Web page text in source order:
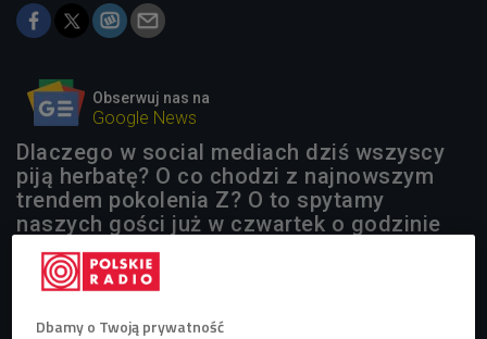
Obserwuj nas na
Google News
Dlaczego w social mediach dziś wszyscy
piją herbatę? O co chodzi z najnowszym
trendem pokolenia Z? O to spytamy
naszych gości już w czwartek o godzinie
12.00.
Dbamy o Twoją prywatność